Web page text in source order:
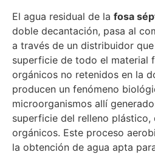
El agua residual de la fosa
doble decantación, pasa al
a través de un distribuidor
superficie de todo el material
orgánicos no retenidos en la
producen un fenómeno
microorganismos allí
superficie del relleno
orgánicos. Este proceso
la obtención de agua apta